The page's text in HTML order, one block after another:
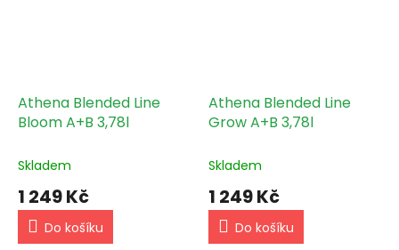
Athena Blended Line
Bloom A+B 3,78l
Skladem
1 249 Kč
Do košíku
Athena Blended Line
Grow A+B 3,78l
Skladem
1 249 Kč
Do košíku